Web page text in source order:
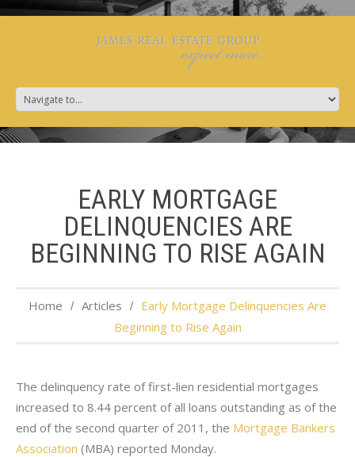
EARLY MORTGAGE
DELINQUENCIES ARE
BEGINNING TO RISE AGAIN
Home Articles
Early Mortgage Delinquencies Are
Beginning to Rise Again
The delinquency rate of first-lien residential mortgages
increased to 8.44 percent of all loans outstanding as of the
end of the second quarter of2011, the Mortgage Bankers
Association (MBA) reported Monday.